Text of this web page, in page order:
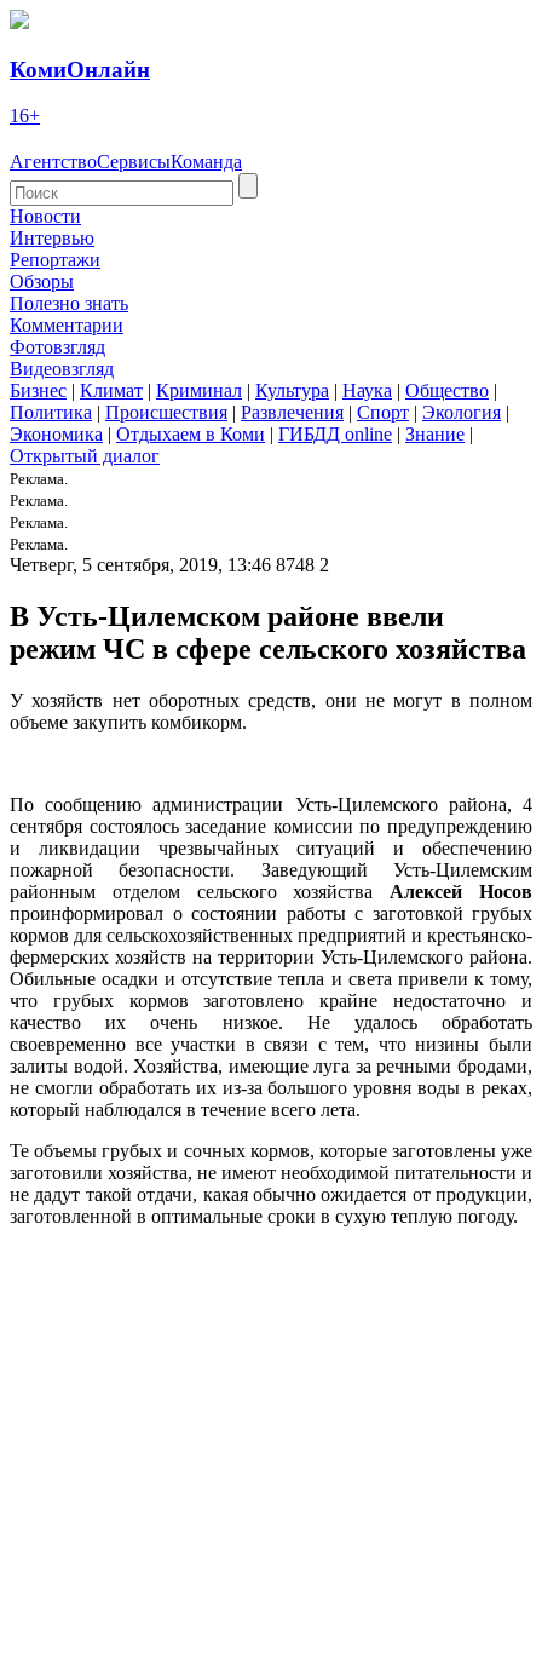
КомиОнлайн
16+
АгентствоСервисыКоманда
Новости
Интервью
Репортажи
Обзоры
Полезно знать
Комментарии
Фотовзгляд
Видеовзгляд
Бизнес | Климат | Криминал | Культура | Наука | Общество |
Политика | Происшествия | Развлечения | Спорт | Экология |
Экономика | Отдыхаем в Коми | ГИБДД online | Знание |
Открытый диалог
Реклама.
Реклама.
Реклама.
Реклама.
Четверг, 5 сентября, 2019, 13:46 8748 2
В Усть-Цилемском районе ввели
режим ЧС в сфере сельского хозяйства
У хозяйств нет оборотных средств, они не могут в полном
объеме закупить комбикорм.
По сообщению администрации Усть-Цилемского района, 4
сентября состоялось заседание комиссии по предупреждению
и ликвидации чрезвычайных ситуаций и обеспечению
пожарной безопасности. Заведующий Усть-Цилемским
районным отделом сельского хозяйства Алексей Носов
проинформировал о состоянии работы с заготовкой грубых
кормов для сельскохозяйственных предприятий и крестьянско-
фермерских хозяйств на территории Усть-Цилемского района.
Обильные осадки и отсутствие тепла и света привели к тому,
что грубых кормов заготовлено крайне недостаточно и
качество их очень низкое. Не удалось обработать
своевременно все участки в связи с тем, что низины были
залиты водой. Хозяйства, имеющие луга за речными бродами,
не смогли обработать их из-за большого уровня воды в реках,
который наблюдался в течение всего лета.
Те объемы грубых и сочных кормов, которые заготовлены уже
заготовили хозяйства, не имеют необходимой питательности и
не дадут такой отдачи, какая обычно ожидается от продукции,
заготовленной в оптимальные сроки в сухую теплую погоду.